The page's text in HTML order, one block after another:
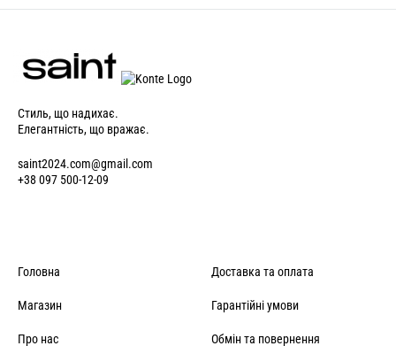
Стиль, що надихає.
Елегантність, що вражає.
saint2024.com@gmail.com
+38 097 500-12-09
Головна
Магазин
Про нас
Доставка та оплата
Гарантійні умови
Обмін та повернення